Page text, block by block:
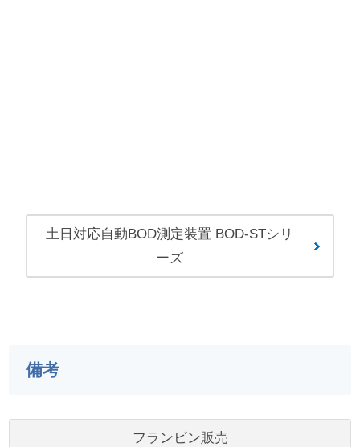
土日対応自動BOD測定装置 BOD-STシリ
ーズ
備考
フランビン販売